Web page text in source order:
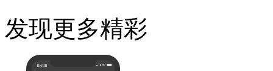
发现更多精彩